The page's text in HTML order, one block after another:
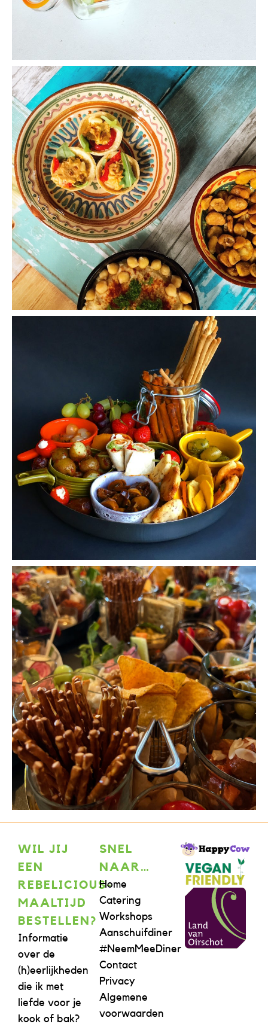
WIL JIJ
EEN
REBELICIOUS-
MAALTIJD
BESTELLEN?
Informatie
over de
(h)eerlijkheden
die ik met
liefde voor je
kook of bak?
SNEL
NAAR…
Home
Catering
Workshops
Aanschuifdiner
#NeemMeeDiner
Contact
Privacy
Algemene
voorwaarden